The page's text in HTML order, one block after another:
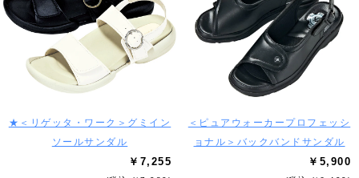
★＜リゲッタ・ワーク＞グミイン
ソールサンダル
￥7,255
＜ピュアウォーカープロフェッシ
ョナル＞バックバンドサンダル
￥5,900